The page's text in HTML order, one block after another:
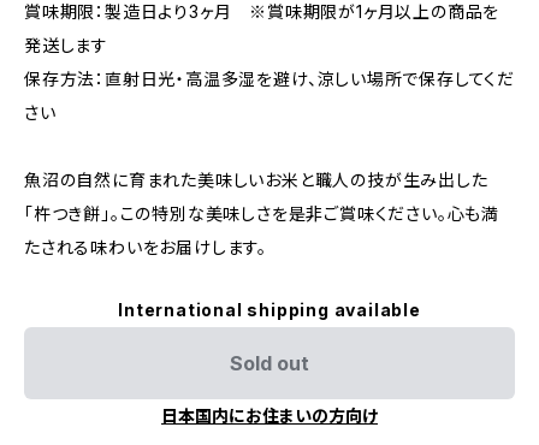
賞味期限：製造日より3ヶ月 ※賞味期限が1ヶ月以上の商品を
発送します
保存方法：直射日光・高温多湿を避け、涼しい場所で保存してくだ
さい
魚沼の自然に育まれた美味しいお米と職人の技が生み出した
「杵つき餅」。この特別な美味しさを是非ご賞味ください。心も満
たされる味わいをお届けします。
International shipping available
Sold out
日本国内にお住まいの方向け